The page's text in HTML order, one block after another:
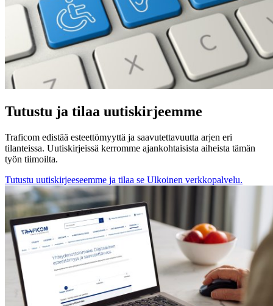
Tutustu ja tilaa uutiskirjeemme
Traficom edistää esteettömyyttä ja saavutettavuutta arjen eri
tilanteissa. Uutiskirjeissä kerromme ajankohtaisista aiheista tämän
työn tiimoilta.
Tutustu uutiskirjeeseemme ja tilaa se Ulkoinen verkkopalvelu.